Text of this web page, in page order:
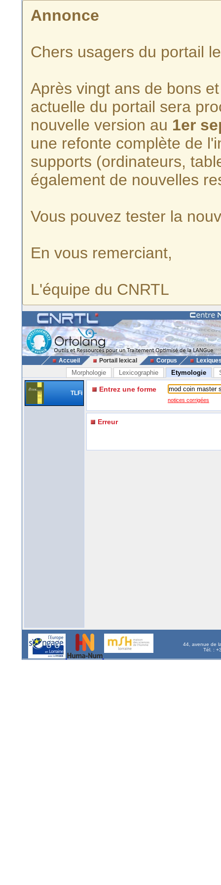
Annonce
Chers usagers du portail
Après vingt ans de bons
actuelle du portail sera
nouvelle version au 1er
une refonte complète de
supports (ordinateurs,
également de nouvelles
Vous pouvez tester la
En vous remerciant,
L'équipe du CNRTL
Accueil Portail lexical Corpus
Morphologie Lexicographie Etymologie
TLFi Entrez une forme
notices corrigées
Erreur
44, avenue de
Tél. :